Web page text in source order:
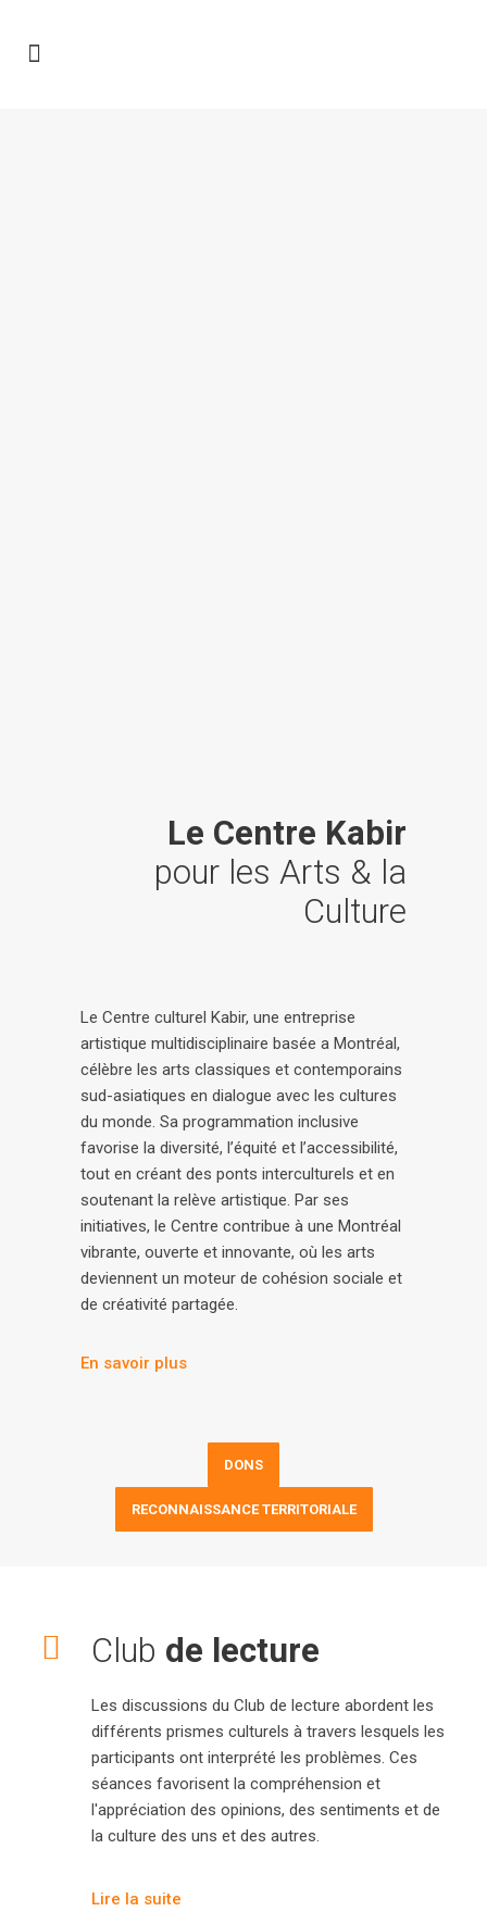
Le Centre Kabir
pour les Arts & la
Culture
Le Centre culturel Kabir, une entreprise
artistique multidisciplinaire basée a Montréal,
célèbre les arts classiques et contemporains
sud-asiatiques en dialogue avec les cultures
du monde. Sa programmation inclusive
favorise la diversité, l’équité et l’accessibilité,
tout en créant des ponts interculturels et en
soutenant la relève artistique. Par ses
initiatives, le Centre contribue à une Montréal
vibrante, ouverte et innovante, où les arts
deviennent un moteur de cohésion sociale et
de créativité partagée.
En savoir plus
DONS
RECONNAISSANCE TERRITORIALE
Club de lecture
Les discussions du Club de lecture abordent les
différents prismes culturels à travers lesquels les
participants ont interprété les problèmes. Ces
séances favorisent la compréhension et
l'appréciation des opinions, des sentiments et de
la culture des uns et des autres.
Lire la suite